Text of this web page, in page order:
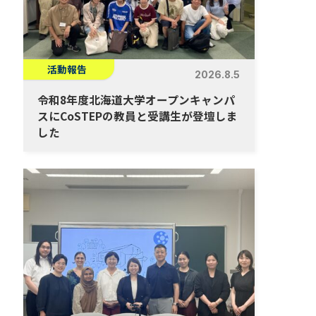
活動報告 2026.8.5
令和8年度北海道大学オープンキャンパ
スにCoSTEPの教員と受講生が登壇しま
した